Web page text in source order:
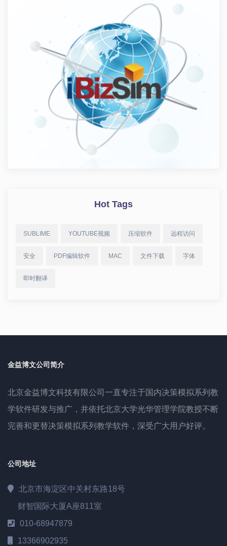
Hot Tags
SUBLIME YOUTUBE视频 压缩软件 远程访问
安全 PDF编辑软件 MAC 文件下载 字体
即时翻译
金益博文公司简介
北京金益博文科技有限公司一直专注于国内决策模拟系列教
学软件研发与推广，并依托北京大学光华管理学院教授不断
完善和更替决策模拟系列教学软件，深受广大用户好评。
公司地址
北京市海淀区中关村东路18号
财智国际大厦A座811室
010-68947879
13366902935